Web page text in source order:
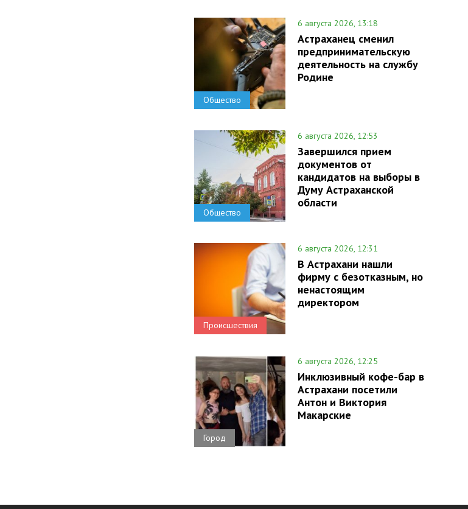
Общество
6 августа 2026, 13:18
Астраханец сменил
предпринимательскую
деятельность на службу
Родине
Общество
6 августа 2026, 12:53
Завершился прием
документов от
кандидатов на выборы в
Думу Астраханской
области
Происшествия
6 августа 2026, 12:31
В Астрахани нашли
фирму с безотказным, но
ненастоящим
директором
Город
6 августа 2026, 12:25
Инклюзивный кофе-бар в
Астрахани посетили
Антон и Виктория
Макарские